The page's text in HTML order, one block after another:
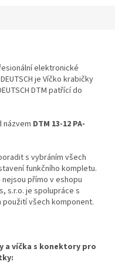
elektronické
je Víčko krabičky
DTM patřící do
názvem DTM 13-12 PA-
s vybráním všech
funkčního kompletu.
přímo v eshopu
s.r.o. je spolupráce s
všech komponent.
a víčka s konektory pro